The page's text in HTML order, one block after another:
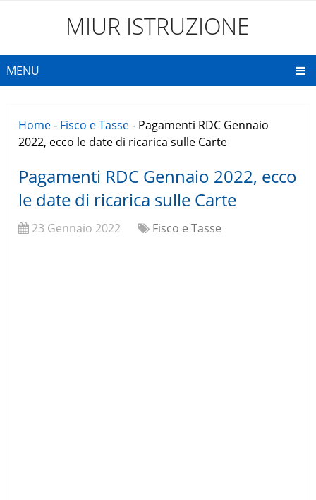
MIUR ISTRUZIONE
MENU
Home- Fisco e Tasse- Pagamenti RDC Gennaio
2022, ecco le date di ricarica sulle Carte
Pagamenti RDC Gennaio 2022, ecco
le date di ricarica sulle Carte
23 Gennaio 2022 Fisco e Tasse